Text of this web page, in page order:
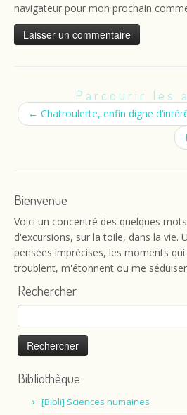
navigateur pour mon prochain
Parcourir les
← Chatroulette, enfin digne
Bienvenue
Voici un concentré des quelques
d'excursions, sur la toile, dans la vie.
pensées imprécises, les moments
troublent, m'étonnent ou me
Rechercher
Rechercher :
Bibliothèque
[Bibli] Sciences humaines